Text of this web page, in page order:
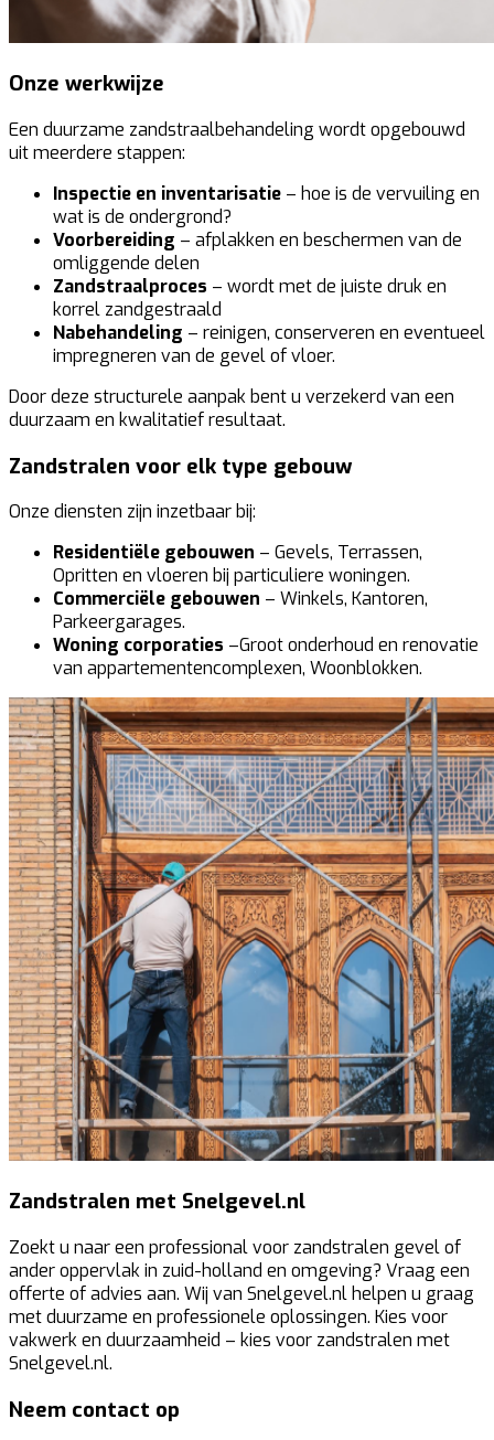
Onze werkwijze
Een duurzame zandstraalbehandeling wordt opgebouwd
uit meerdere stappen:
Inspectie en inventarisatie – hoe is de vervuiling en
wat is de ondergrond?
Voorbereiding – afplakken en beschermen van de
omliggende delen
Zandstraalproces – wordt met de juiste druk en
korrel zandgestraald
Nabehandeling – reinigen, conserveren en eventueel
impregneren van de gevel of vloer.
Door deze structurele aanpak bent u verzekerd van een
duurzaam en kwalitatief resultaat.
Zandstralen voor elk type gebouw
Onze diensten zijn inzetbaar bij:
Residentiële gebouwen – Gevels, Terrassen,
Opritten en vloeren bij particuliere woningen.
Commerciële gebouwen – Winkels, Kantoren,
Parkeergarages.
Woning corporaties –Groot onderhoud en renovatie
van appartementencomplexen, Woonblokken.
Zandstralen met Snelgevel.nl
Zoekt u naar een professional voor zandstralen gevel of
ander oppervlak in zuid-holland en omgeving? Vraag een
offerte of advies aan. Wij van Snelgevel.nl helpen u graag
met duurzame en professionele oplossingen. Kies voor
vakwerk en duurzaamheid – kies voor zandstralen met
Snelgevel.nl.
Neem contact op